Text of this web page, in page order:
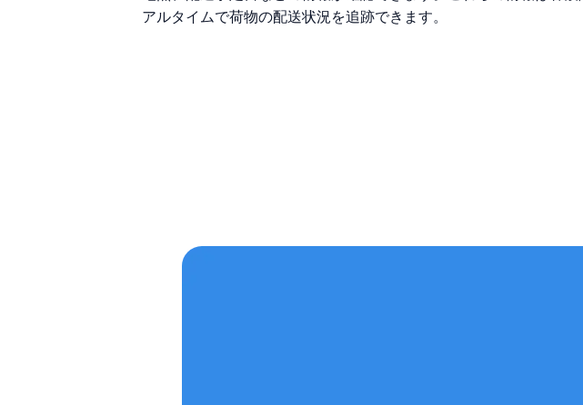
アルタイムで荷物の配送状況を追跡できます。